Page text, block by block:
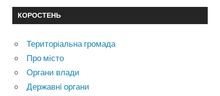
КОРОСТЕНЬ
Територіальна громада
Про місто
Органи влади
Державні органи